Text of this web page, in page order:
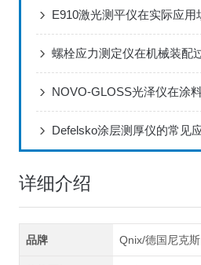
E910激光测平仪在实际应
螺栓应力测定仪在机械装配
Defelsko涂层测厚仪的常见
详细介绍
品牌 Qnix/德国尼克斯